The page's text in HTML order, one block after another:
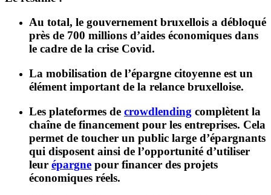
Au total, le gouvernement bruxellois a débloqué
près de 700 millions d’aides économiques dans
le cadre de la crise Covid.
La mobilisation de l’épargne citoyenne est un
élément important de la relance bruxelloise.
Les plateformes de crowdlending complètent la
chaîne de financement pour les entreprises. Cela
permet de toucher un public large d’épargnants
qui disposent ainsi de l’opportunité d’utiliser
leur épargne pour financer des projets
économiques réels.